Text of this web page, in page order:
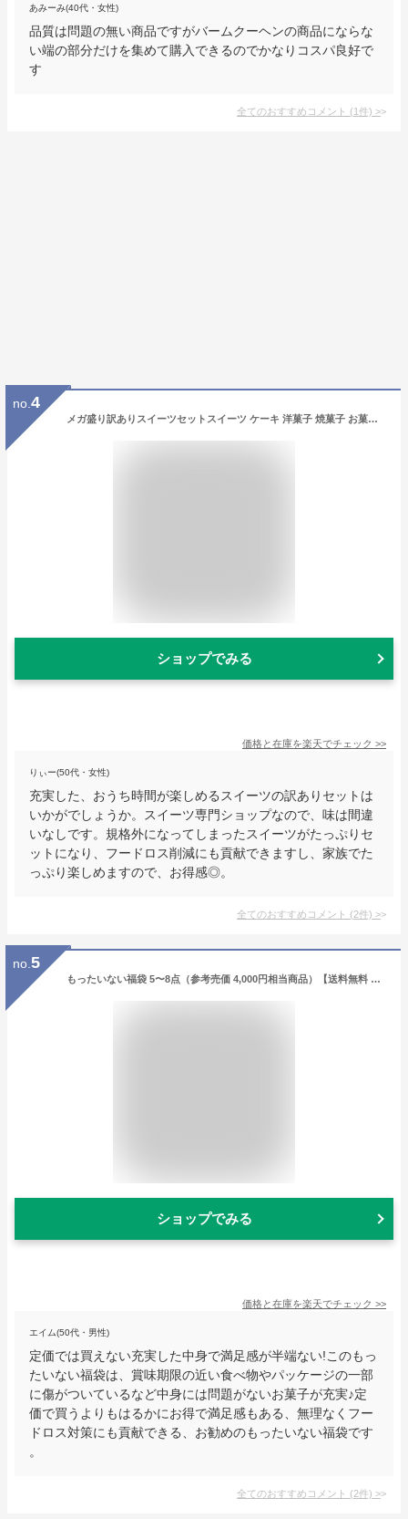
あみーみ(40代・女性)
品質は問題の無い商品ですがバームクーヘンの商品にならな
い端の部分だけを集めて購入できるのでかなりコスパ良好で
す
全てのおすすめコメント (1件) >
no. 4
メガ盛り訳ありスイーツセットスイーツ ケーキ 洋菓子 焼菓子 お菓子 冷凍ケーキ 食品 詰め合わせ 福袋 訳あり わけあり アウトレット 食品ロス フードロス 送料無料 お試し おためし ギフト プレゼント お取り寄せ クリスマス【12/08頃発送予定】 1208001
ショップでみる
価格と在庫を楽天でチェック >>
りぃー(50代・女性)
充実した、おうち時間が楽しめるスイーツの訳ありセットは
いかがでしょうか。スイーツ専門ショップなので、味は間違
いなしです。規格外になってしまったスイーツがたっぷりセ
ットになり、フードロス削減にも貢献できますし、家族でた
っぷり楽しめますので、お得感◎。
全てのおすすめコメント (2件) >
no. 5
もったいない福袋 5〜8点（参考売価 4,000円相当商品）【送料無料 ※北海道・沖縄離島除く】お得な 詰め合わせセット おまかせ 訳あり フードロス アウトレット食品 漬物 お菓子がいっぱい 非常食 賞味期限が近い セール コロナ復興 巣ごもり消費 応援 豪華
ショップでみる
価格と在庫を楽天でチェック >>
エイム(50代・男性)
定価では買えない充実した中身で満足感が半端ない!このもっ
たいない福袋は、賞味期限の近い食べ物やパッケージの一部
に傷がついているなど中身には問題がないお菓子が充実♪定
価で買うよりもはるかにお得で満足感もある、無理なくフー
ドロス対策にも貢献できる、お勧めのもったいない福袋です
。
全てのおすすめコメント (2件) >